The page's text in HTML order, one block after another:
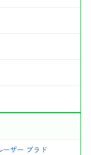
ーザー プラド